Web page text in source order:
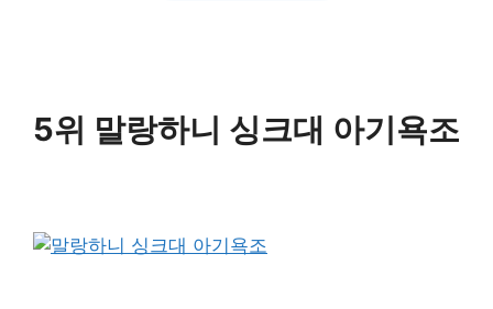
5위 말랑하니 싱크대 아기욕조